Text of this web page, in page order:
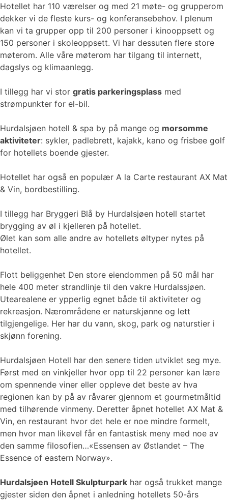
Hotellet har 110 værelser og med 21 møte- og grupperom
dekker vi de fleste kurs- og konferansebehov. I plenum
kan vi ta grupper opp til 200 personer i kinooppsett og
150 personer i skoleoppsett. Vi har dessuten flere store
møterom. Alle våre møterom har tilgang til internett,
dagslys og klimaanlegg.
I tillegg har vi stor gratis parkeringsplass med
strømpunkter for el-bil.
Hurdalsjøen hotell & spa by på mange og morsomme
aktiviteter: sykler, padlebrett, kajakk, kano og frisbee golf
for hotellets boende gjester.
Hotellet har også en populær A la Carte restaurant AX Mat
& Vin, bordbestilling.
I tillegg har Bryggeri Blå by Hurdalsjøen hotell startet
brygging av øl i kjelleren på hotellet.
Ølet kan som alle andre av hotellets øltyper nytes på
hotellet.
Flott beliggenhet Den store eiendommen på 50 mål har
hele 400 meter strandlinje til den vakre Hurdalssjøen.
Utearealene er ypperlig egnet både til aktiviteter og
rekreasjon. Nærområdene er naturskjønne og lett
tilgjengelige. Her har du vann, skog, park og naturstier i
skjønn forening.
Hurdalsjøen Hotell har den senere tiden utviklet seg mye.
Først med en vinkjeller hvor opp til 22 personer kan lære
om spennende viner eller oppleve det beste av hva
regionen kan by på av råvarer gjennom et gourmetmåltid
med tilhørende vinmeny. Deretter åpnet hotellet AX Mat &
Vin, en restaurant hvor det hele er noe mindre formelt,
men hvor man likevel får en fantastisk meny med noe av
den samme filosofien…«Essensen av Østlandet – The
Essence of eastern Norway».
Hurdalsjøen Hotell Skulpturpark har også trukket mange
gjester siden den åpnet i anledning hotellets 50-års